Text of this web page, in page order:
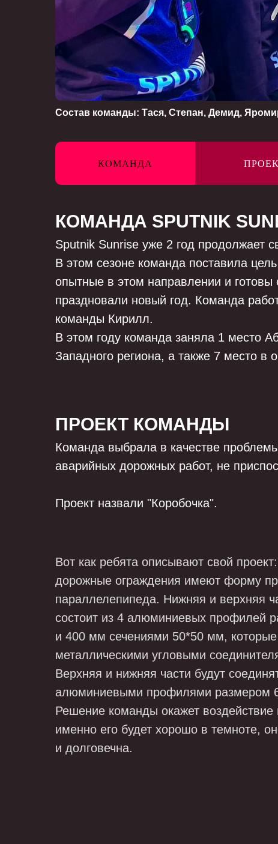
Состав команды: Тася, Степан, Демид,
КОМАНДА
КОМАНДА SPUTNIK
Sputnik Sunrise уже 2 год продолжает
В этом сезоне команда поставила
опытные в этом направлении и готовы
праздновали новый год. Команда
команды Кирилл.
В этом году команда заняла 1 место
Западного региона, а также 7 место в
ПРОЕКТ КОМАНДЫ
Команда выбрала в качестве
аварийных дорожных работ, не
Проект назвали "Коробочка".
Вот как ребята описывают свой
дорожные ограждения имеют форму
параллелепипеда. Нижняя и верхняя
состоит из 4 алюминиевых профилей
и 400 мм сечениями 50*50 мм,
металлическими угловыми
Верхняя и нижняя части будут
алюминиевыми профилями размером
Решение команды окажет воздействие
именно его будет хорошо в темноте,
и долговечна.